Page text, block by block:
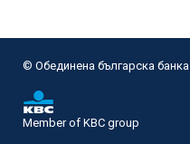
© Oбединена българска банка
Member of KBC group